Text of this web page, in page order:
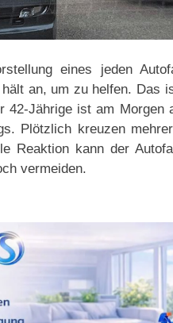
eines jeden
an, um zu helfen. Das
42-Jährige ist am Morgen
Plötzlich kreuzen
Reaktion kann der
vermeiden.